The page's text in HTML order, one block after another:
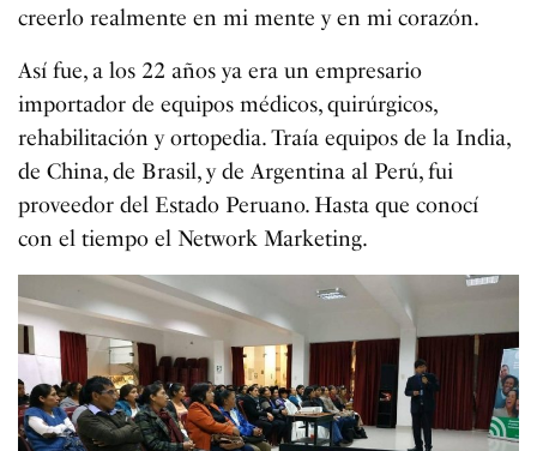
creerlo realmente en mi mente y en mi corazón.
Así fue, a los 22 años ya era un empresario
importador de equipos médicos, quirúrgicos,
rehabilitación y ortopedia. Traía equipos de la India,
de China, de Brasil, y de Argentina al Perú, fui
proveedor del Estado Peruano. Hasta que conocí
con el tiempo el Network Marketing.